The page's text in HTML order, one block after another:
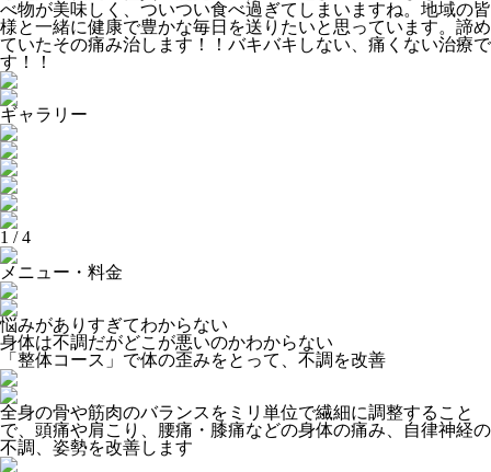
べ物が美味しく、ついつい食べ過ぎてしまいますね。地域の皆
様と一緒に健康で豊かな毎日を送りたいと思っています。諦め
ていたその痛み治します！！バキバキしない、痛くない治療で
す！！
ギャラリー
1 /4
メニュー・料金
悩みがありすぎてわからない
身体は不調だがどこが悪いのかわからない
「整体コース」で体の歪みをとって、不調を改善
全身の骨や筋肉のバランスをミリ単位で繊細に調整すること
で、頭痛や肩こり、腰痛・膝痛などの身体の痛み、自律神経の
不調、姿勢を改善します